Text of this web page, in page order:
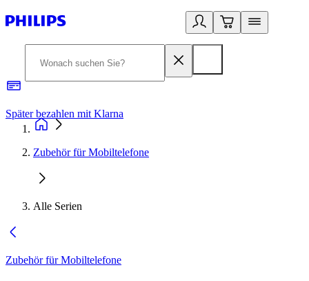
Später bezahlen mit Klarna
Zubehör für Mobiltelefone
Alle Serien
Zubehör für Mobiltelefone